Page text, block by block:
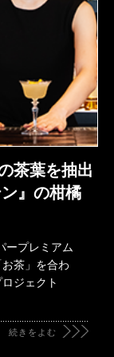
茶葉を抽出
』の柑橘
ープレミアム
茶」を合わ
ジェクト
続きをよむ